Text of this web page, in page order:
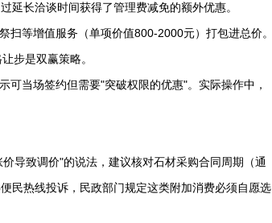
延长洽谈时间获得了管理费减免的额外优惠。
等增值服务（单项价值800-2000元）打包进总价。
步是双赢策略。
当场签约但需要"突破权限的优惠"。实际操作中，
导致调价"的说法，建议核对石材采购合同周期（通
民热线投诉，民政部门规定这类附加消费必须自愿选